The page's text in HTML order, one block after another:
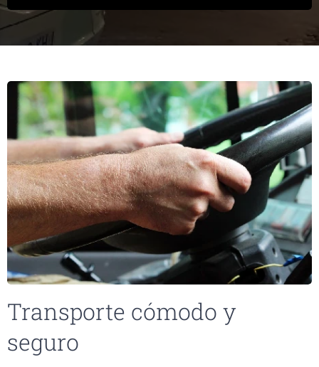
Transporte cómodo y
seguro